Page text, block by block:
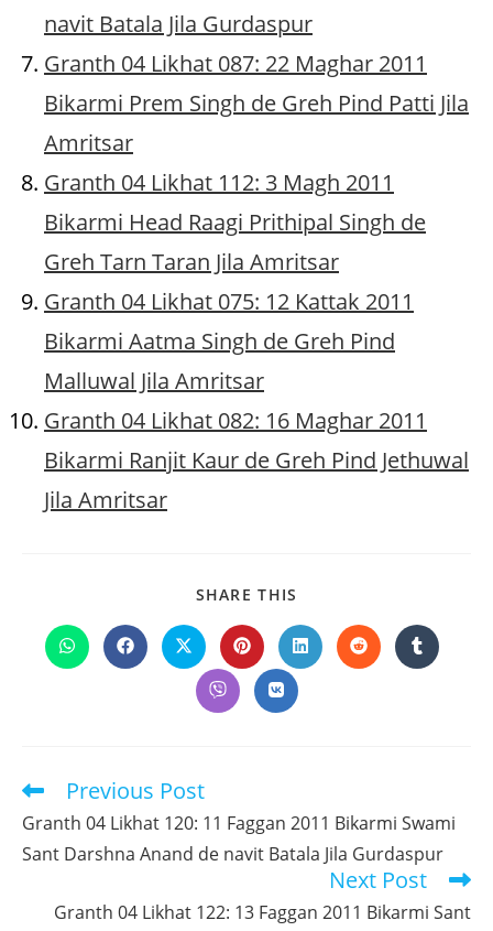
navit Batala Jila Gurdaspur
Granth 04 Likhat 087: 22 Maghar 2011
Bikarmi Prem Singh de Greh Pind Patti Jila
Amritsar
Granth 04 Likhat 112: 3 Magh 2011
Bikarmi Head Raagi Prithipal Singh de
Greh Tarn Taran Jila Amritsar
Granth 04 Likhat 075: 12 Kattak 2011
Bikarmi Aatma Singh de Greh Pind
Malluwal Jila Amritsar
Granth 04 Likhat 082: 16 Maghar 2011
Bikarmi Ranjit Kaur de Greh Pind Jethuwal
Jila Amritsar
SHARE THIS
CONTENT
Opens
in
Opens
in
Opens
in
new
window
Opens
in
new
window
Opens
in
Opens
in
Opens
in
Opens
in
Opens
in
Read
articles
Previous Post
Granth 04 Likhat 120: 11 Faggan 2011 Bikarmi Swami
Sant Darshna Anand de navit Batala Jila Gurdaspur
Next Post
Granth 04 Likhat 122: 13 Faggan 2011 Bikarmi Sant